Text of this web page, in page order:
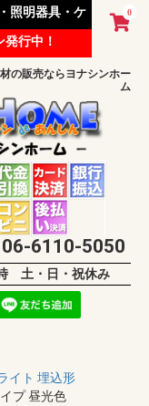
0
照明器具・ケ
ます。
行中！
の販売ならヨナシンホー
ム
6110-5050
土・日・祝休み
イト 埋込形
プ 昼光色